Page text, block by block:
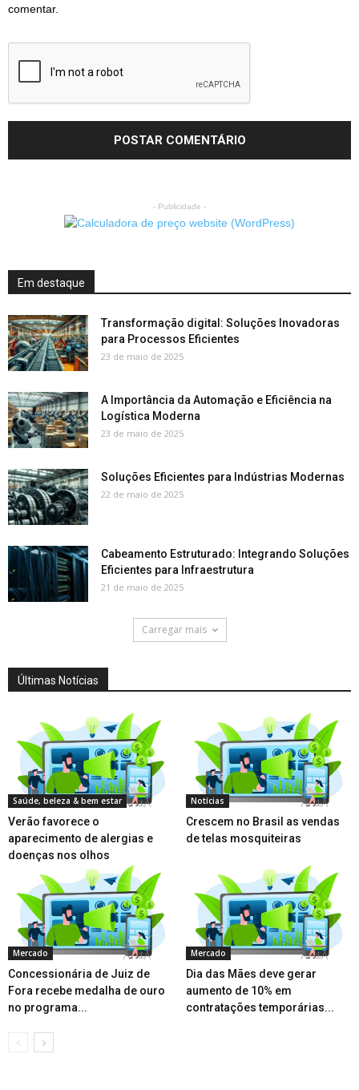
comentar.
- Publicidade -
Em destaque
Transformação digital: Soluções Inovadoras
para Processos Eficientes
23 de maio de 2025
A Importância da Automação e Eficiência na
Logística Moderna
23 de maio de 2025
Soluções Eficientes para Indústrias Modernas
22 de maio de 2025
Cabeamento Estruturado: Integrando Soluções
Eficientes para Infraestrutura
21 de maio de 2025
Carregar mais
Últimas Notícias
Saúde, beleza & bem estar
Verão favorece o
aparecimento de alergias e
doenças nos olhos
Notícias
Crescem no Brasil as vendas
de telas mosquiteiras
Mercado
Concessionária de Juiz de
Fora recebe medalha de ouro
no programa...
Mercado
Dia das Mães deve gerar
aumento de 10% em
contratações temporárias...